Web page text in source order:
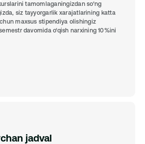
tamomlaganingizdan so‘ng
siz tayyorgarlik xarajatlarining katta
maxsus stipendiya olishingiz
davomida o‘qish narxining 10%ini
jadval